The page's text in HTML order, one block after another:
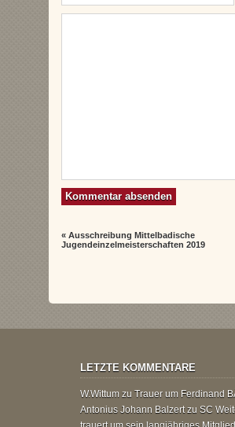
«Ausschreibung Mittelbadische
Jugendeinzelmeisterschaften 2019
LETZTE KOMMENTARE
W.Wittum zu Trauer um Ferdinand
Antonius Johann Balzertzu SC